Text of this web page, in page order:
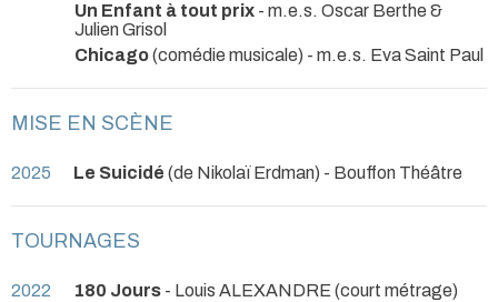
Un Enfant à tout prix - m.e.s. Oscar Berthe &
Julien Grisol
Chicago(comédie musicale) - m.e.s. Eva Saint Paul
MISE EN SCÈNE
2025 Le Suicidé (de Nikolaï Erdman) - Bouffon Théâtre
TOURNAGES
2022 180 Jours - Louis ALEXANDRE (court métrage)